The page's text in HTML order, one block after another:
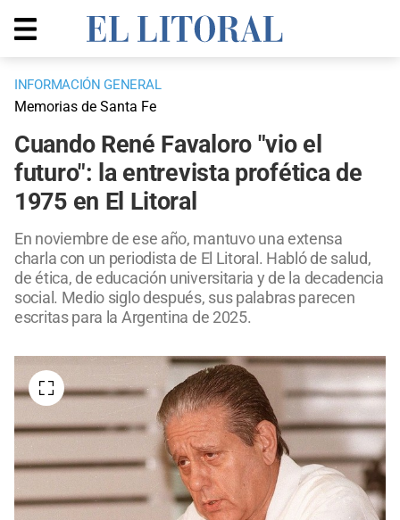
INFORMACIÓN GENERAL
Memorias de Santa Fe
Cuando René Favaloro "vio el
futuro": la entrevista profética de
1975 en El Litoral
En noviembre de ese año, mantuvo una extensa
charla con un periodista de El Litoral. Habló de salud,
de ética, de educación universitaria y de la decadencia
social. Medio siglo después, sus palabras parecen
escritas para la Argentina de 2025.